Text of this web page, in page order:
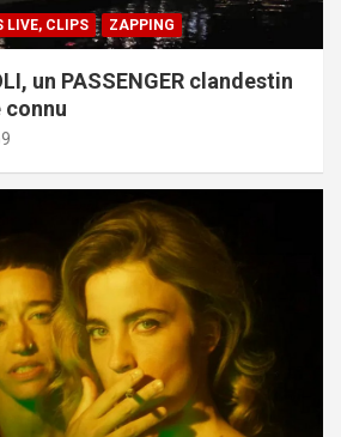
LIVE, CLIPS ZAPPING
un PASSENGER clandestin
connu